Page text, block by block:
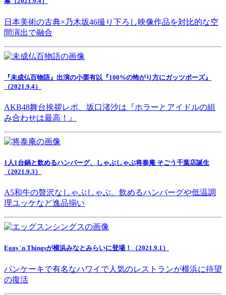
日本美術の古典×乃木坂46撮り下ろし映像作品を対比的な空
間演出で融合
『未成仏百物語』出演の小栗有以『100%の怖がり方にガッツポーズ』
（2021.9.4）
AKB48舞台挨拶レポ、坂口渚沙は『ホラーとアイドルの組
み合わせは最高！』
1人1台鍋と飲めるハンバーグ、しゃぶしゃぶ将泰庵 そごう千葉店誕生
（2021.9.3）
A5和牛の贅沢なしゃぶしゃぶ。飲めるハンバーグや低温調
理ユッケなど逸品揃い
Eggs 'n Thingsが横浜みなとみらいに登場！（2021.9.1）
パンケーキで有名なハワイで人気のレストランが横浜に待望
の復活